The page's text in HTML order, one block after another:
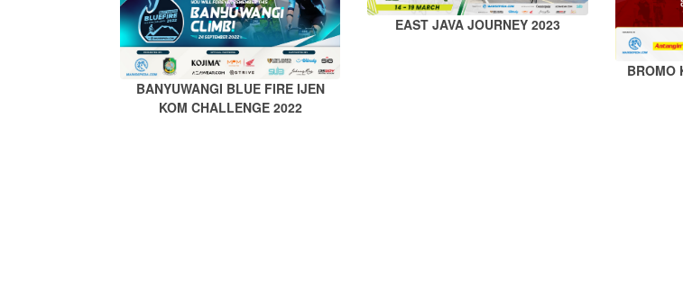
BANYUWANGI BLUE FIRE IJEN
KOM CHALLENGE 2022
EAST JAVA JOURNEY 2023
BROMO